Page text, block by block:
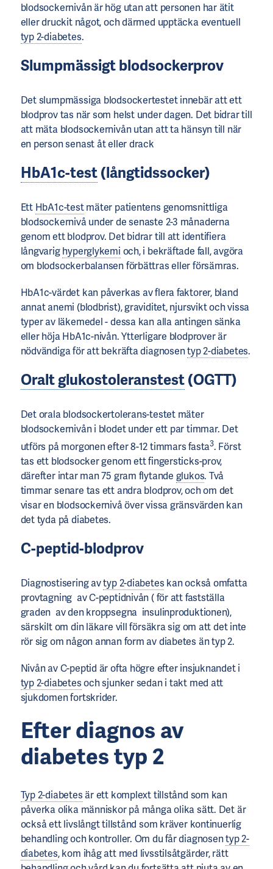
blodsockernivån är hög utan att personen har ätit
eller druckit något, och därmed upptäcka eventuell
typ 2-diabetes.
Slumpmässigtblodsockerprov
Det slumpmässiga blodsockertestet innebär att ett
blodprov tas när som helst under dagen. Det bidrar till
att mäta blodsockernivån utan att ta hänsyn till när
en person senast åt eller drack
HbA1c-test(långtidssocker)
Ett HbA1c-testmäter patientens genomsnittliga
blodsockernivå under de senaste 2-3 månaderna
genom ett blodprov. Det bidrar till att identifiera
långvarighyperglykemi och, i bekräftade fall, avgöra
om blodsockerbalansen förbättras eller försämras.
HbA1c-värdet kan påverkas av flera faktorer, bland
annat anemi (blodbrist), graviditet, njursvikt och vissa
typer av läkemedel - dessa kan alla antingen sänka
eller höja HbA1c-nivån. Ytterligare blodprover är
nödvändiga för att bekräfta diagnosentyp 2-diabetes.
Oralt glukostoleranstest(OGTT)
Det orala blodsockertolerans-testet mäter
blodsockernivån i blodet under ett par timmar. Det
utförs på morgonen efter 8-12 timmars fasta3. Först
tas ett blodsocker genom ett fingersticks-prov,
därefter intar man 75 gram flytande glukos. Två
timmar senare tas ett andra blodprov, och om det
visar en blodsockernivå över vissa gränsvärden kan
det tyda på diabetes.
C-peptid-blodprov
Diagnostisering avtyp 2-diabetes kan också omfatta
provtagning av C-peptidnivån ( för att fastställa
graden av den kroppsegna insulinproduktionen),
särskilt om din läkare vill försäkra sig om att det inte
rör sig om någon annan form av diabetes än typ 2.
Nivån av C-peptid är ofta högre efter insjuknandet i
typ 2-diabetesoch sjunker sedan i takt med att
sjukdomen fortskrider.
Efterdiagnos av
diabetes typ 2
Typ 2-diabetes är ett komplext tillstånd som kan
påverka olika människor på många olika sätt. Det är
också ett livslångt tillstånd som kräver kontinuerlig
behandling och kontroller. Om du får diagnosentyp 2-
diabetes, kom ihåg att med livsstilsåtgärder, rätt